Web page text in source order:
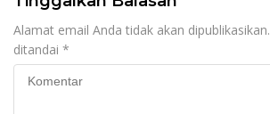
Alamat email Anda tidak akan dipublikasikan.
ditandai *